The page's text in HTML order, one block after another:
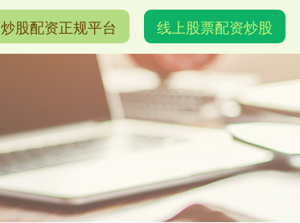
炒股配资正规平台 线上股票配资炒股